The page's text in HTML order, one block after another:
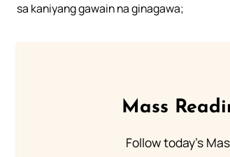
sa kaniyang gawain na ginagawa;
Mass
Follow today's